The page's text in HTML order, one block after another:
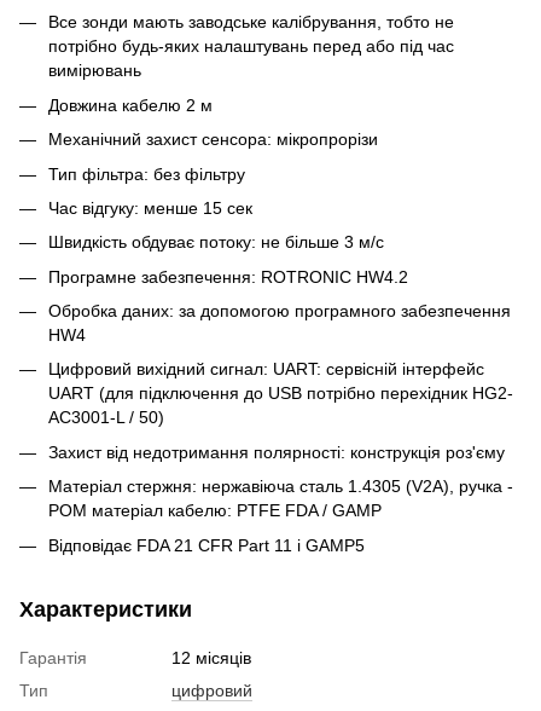
Все зонди мають заводське калібрування, тобто не
потрібно будь-яких налаштувань перед або під час
вимірювань
Довжина кабелю 2 м
Механічний захист сенсора: мікропрорізи
Тип фільтра: без фільтру
Час відгуку: менше 15 сек
Швидкість обдуває потоку: не більше 3 м/с
Програмне забезпечення: ROTRONIC HW4.2
Обробка даних: за допомогою програмного забезпечення
HW4
Цифровий вихідний сигнал: UART: сервісній інтерфейс
UART (для підключення до USB потрібно перехідник HG2-
AC3001-L / 50)
Захист від недотримання полярності: конструкція роз'єму
Матеріал стержня: нержавіюча сталь 1.4305 (V2A), ручка -
POM матеріал кабелю: PTFE FDA / GAMP
Відповідає FDA 21 CFR Part 11 і GAMP5
Характеристики
Гарантія
12 місяців
Тип
цифровий